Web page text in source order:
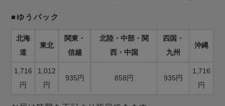
■ゆうパック
北海
道
東北
関東・
信越
北陸・中部・関
西・中国
四国・
九州
沖縄
1,716
円
1,012
円
935円 858円 935円
1,716
円